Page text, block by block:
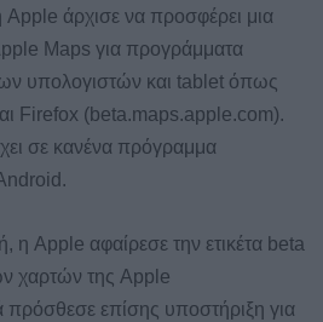
Apple άρχισε να προσφέρει μια
Maps για προγράμματα
υπολογιστών και tablet όπως
Firefox (beta.maps.apple.com).
σε κανένα πρόγραμμα
Apple αφαίρεσε την ετικέτα beta
χαρτών της Apple
επίσης υποστήριξη για